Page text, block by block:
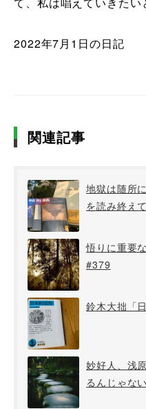
2022年7月1日の日記
関連記事
地獄は随所
を読み終え
悟りに重要
#379
鈴木大拙「
妙好人、浅
るんじゃな